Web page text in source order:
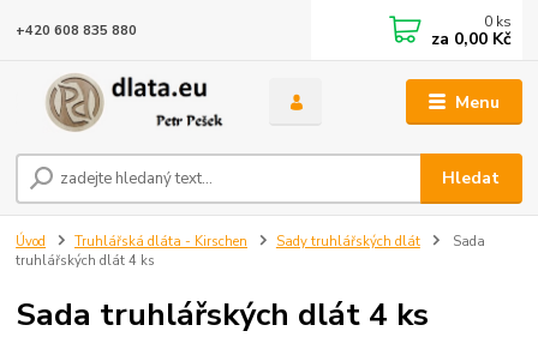
Menu
Hledat
+420 608 835 880 0 ks
za 0,00 Kč
Úvod Truhlářská dláta - Kirschen Sady truhlářských dlát
Sada
truhlářských dlát 4 ks
Sada truhlářských dlát 4 ks